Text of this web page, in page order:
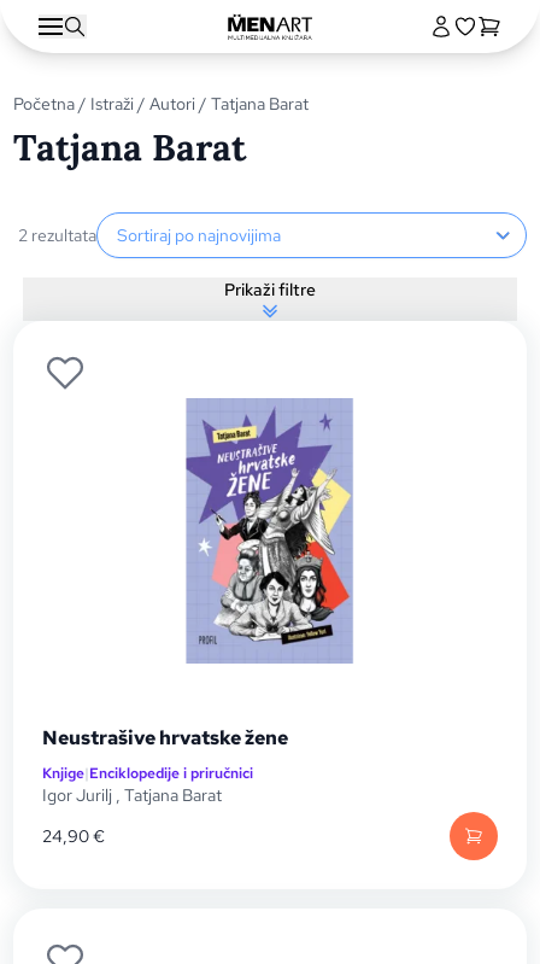
Početna/ Istraži/Autori/ Tatjana Barat
Tatjana Barat
2 rezultataSortiranje proizvoda
Prikaži filtre
Neustrašive hrvatske žene
Knjige|Enciklopedije i priručnici
Igor Jurilj ,Tatjana Barat
24,90€